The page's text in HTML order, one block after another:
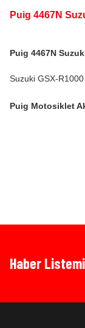
Puig 4467N
Puig 4467N
Suzuki GSX-
Puig Motosiklet
Ürün bilgilerinde
Bu ürüne benzer
olarak), faturası
Haber